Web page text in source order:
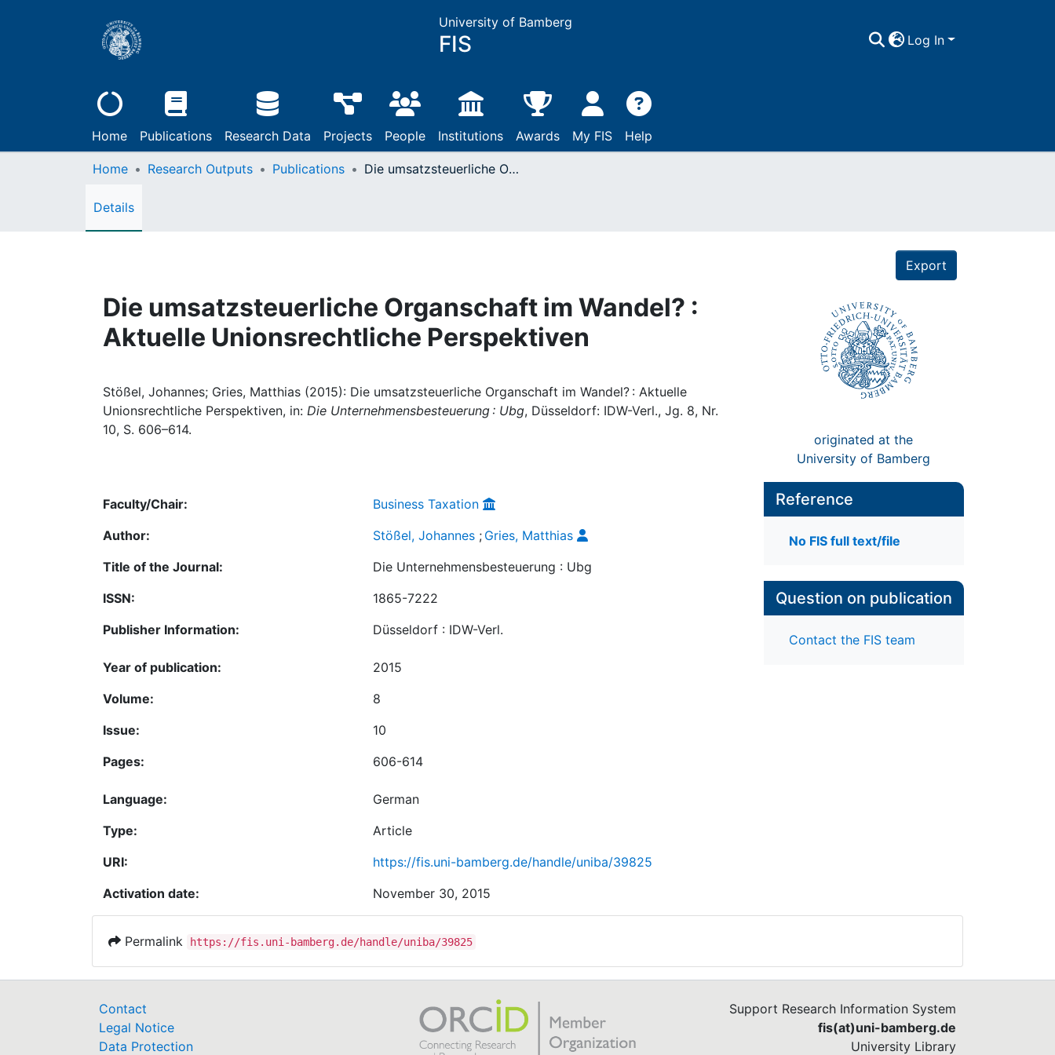
University of Bamberg
FIS Log In
Home Publications Research Data Projects People Institutions Awards My FIS Help
Home Research Outputs Publications Die umsatzsteuerliche Organschaft im Wandel? : Aktuelle Unionsrechtliche Perspektiven
Details
Export
Die umsatzsteuerliche Organschaft im Wandel? :
Aktuelle Unionsrechtliche Perspektiven
Stößel, Johannes; Gries, Matthias (2015): Die umsatzsteuerliche Organschaft im Wandel? : Aktuelle
Unionsrechtliche Perspektiven, in: Die Unternehmensbesteuerung : Ubg, Düsseldorf: IDW-Verl., Jg. 8, Nr.
10, S. 606–614.
originated at the
University of Bamberg
Faculty/Chair:
Business Taxation
Author:
Stößel, Johannes ; Gries, Matthias
Title of the Journal:
Die Unternehmensbesteuerung : Ubg
ISSN:
1865-7222
Publisher Information:
Düsseldorf : IDW-Verl.
Year of publication:
2015
Volume:
8
Issue:
10
Pages:
606-614
Language:
German
Type:
Article
URI:
https://fis.uni-bamberg.de/handle/uniba/39825
Activation date:
November 30, 2015
Reference
No FIS full text/file
Question on publication
Contact the FIS team
Permalink https://fis.uni-bamberg.de/handle/uniba/39825
Contact
Legal Notice
Data Protection
Support Research Information System
fis(at)uni-bamberg.de
University Library